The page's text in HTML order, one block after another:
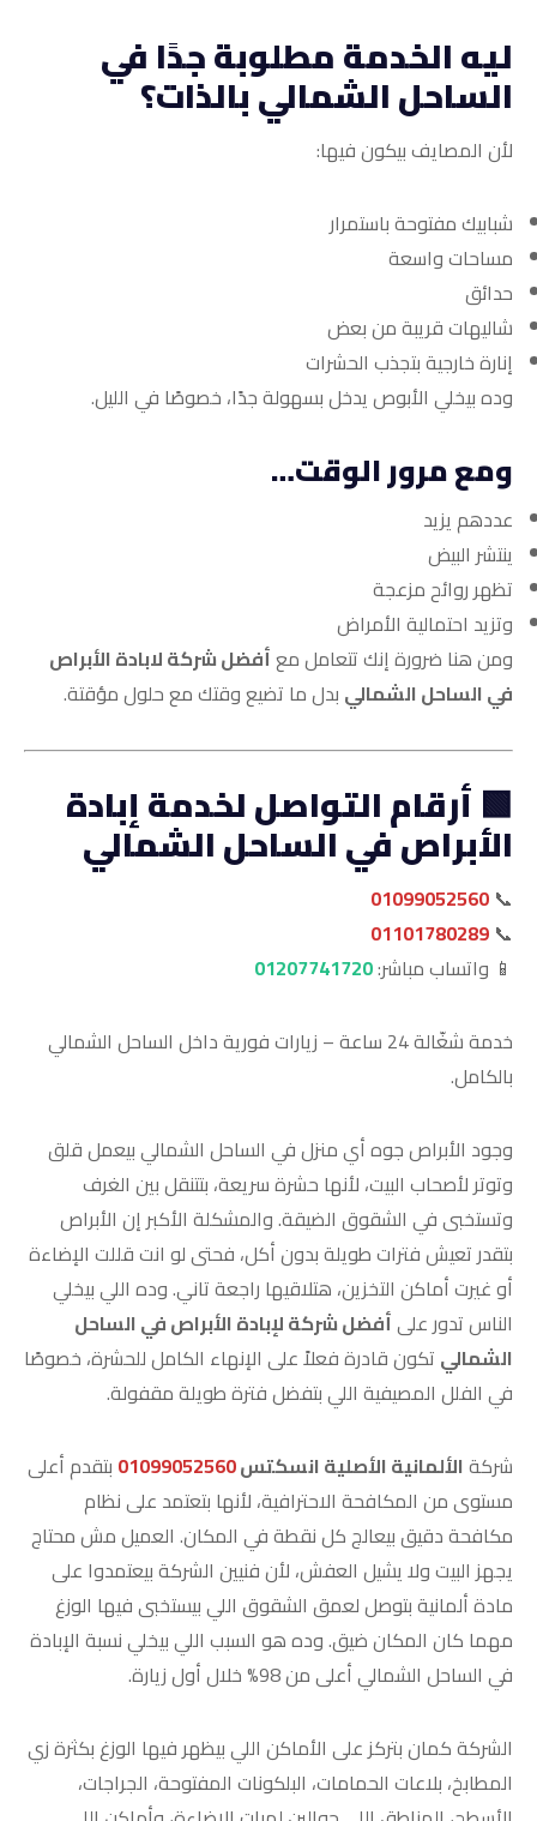
ليه الخدمة مطلوبة جدًا في
الساحل الشمالي بالذات؟
لأن المصايف بيكون فيها:
شبابيك مفتوحة باستمرار
مساحات واسعة
حدائق
شاليهات قريبة من بعض
إنارة خارجية بتجذب الحشرات
وده بيخلي الأبوص يدخل بسهولة جدًا، خصوصًا في الليل.
ومع مرور الوقت…
عددهم يزيد
ينتشر البيض
تظهر روائح مزعجة
وتزيد احتمالية الأمراض
ومن هنا ضرورة إنك تتعامل معأفضل شركة لابادة الأبراص
في الساحل الشمالي بدل ما تضيع وقتك مع حلول مؤقتة.
🟩 أرقام التواصل لخدمة إبادة
الأبراص في الساحل الشمالي
📞
01099052560
📞
01101780289
📱 واتساب مباشر:01207741720
خدمة شغّالة 24 ساعة – زيارات فورية داخل الساحل الشمالي
بالكامل.
وجود الأبراص جوه أي منزل في الساحل الشمالي بيعمل قلق
وتوتر لأصحاب البيت، لأنها حشرة سريعة، بتتنقل بين الغرف
وتستخبى في الشقوق الضيقة. والمشكلة الأكبر إن الأبراص
بتقدر تعيش فترات طويلة بدون أكل، فحتى لو انت قللت الإضاءة
أو غيرت أماكن التخزين، هتلاقيها راجعة تاني. وده اللي بيخلي
الناس تدور علىأفضل شركة لإبادة الأبراص في الساحل
الشمالي تكون قادرة فعلاً على الإنهاء الكامل للحشرة، خصوصًا
في الفلل المصيفية اللي بتفضل فترة طويلة مقفولة.
شركة الألمانية الأصلية انسكتس01099052560 بتقدم أعلى
مستوى من المكافحة الاحترافية، لأنها بتعتمد على نظام
مكافحة دقيق بيعالج كل نقطة في المكان. العميل مش محتاج
يجهز البيت ولا يشيل العفش، لأن فنيين الشركة بيعتمدوا على
مادة ألمانية بتوصل لعمق الشقوق اللي بيستخبى فيها الوزغ
مهما كان المكان ضيق. وده هو السبب اللي بيخلي نسبة الإبادة
في الساحل الشمالي أعلى من 98% خلال أول زيارة.
الشركة كمان بتركز على الأماكن اللي بيظهر فيها الوزغ بكثرة زي
المطابخ، بلاعات الحمامات، البلكونات المفتوحة، الجراجات،